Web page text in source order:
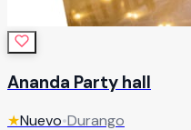
Ananda Party hall
★Nuevo•Durango